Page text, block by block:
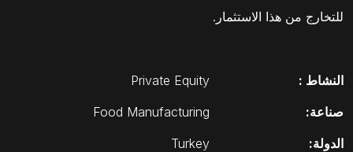
للتخارج من هذا الاستثمار.
النشاط :
Private Equity
صناعة:
Food Manufacturing
الدولة:
Turkey